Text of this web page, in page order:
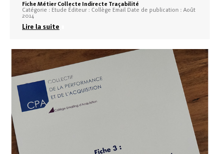
Fiche Métier Collecte Indirecte Traçabilité
Catégorie : Etude Éditeur : Collège Email Date de publication : Août
2014
Lire la suite